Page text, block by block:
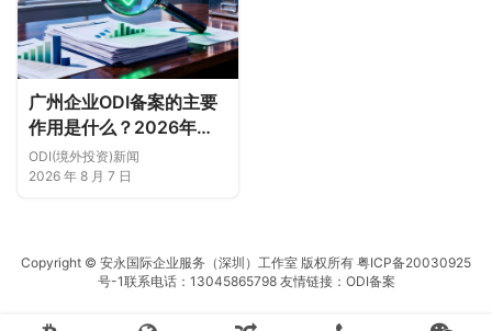
广州企业ODI备案的主要
作用是什么？2026年新
规下广州11区企业出海实
务说明
ODI(境外投资)新闻
2026 年 8 月 7 日
Copyright © 安永国际企业服务（深圳）工作室 版权所有 粤ICP备20030925
号-1联系电话：13045865798 友情链接： ODI备案